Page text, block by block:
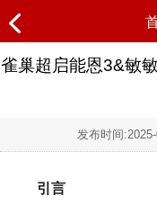
雀巢超启能恩3&敏
发布时间:
引言